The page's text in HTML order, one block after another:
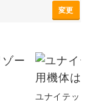
変更
ユナイテッ